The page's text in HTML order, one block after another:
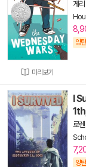
미리보기
게리
양
I
로
양